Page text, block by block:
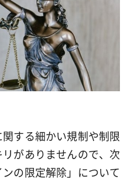
する細かい規制や制限
がありませんので、次
の限定解除」について